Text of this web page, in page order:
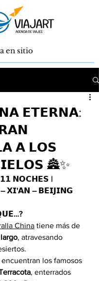
𝗘𝗧𝗘𝗥𝗡𝗔:
𝗔 𝗟𝗢𝗦
🏯✨
𝟭𝟭 𝗡𝗢𝗖𝗛𝗘𝗦 |
𝗫𝗜'𝗔𝗡 – 𝗕𝗘𝗜𝗝𝗜𝗡𝗚
China tiene más de
, atravesando
encuentran los famosos
, enterrados